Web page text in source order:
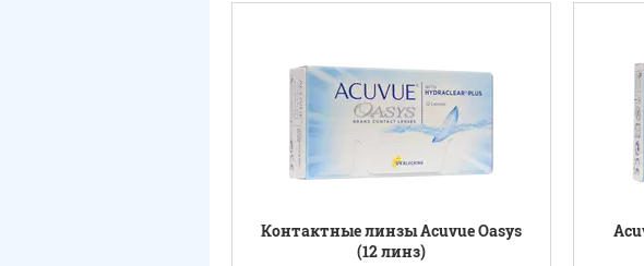
Контактные линзы Acuvue Oasys
(12 линз)